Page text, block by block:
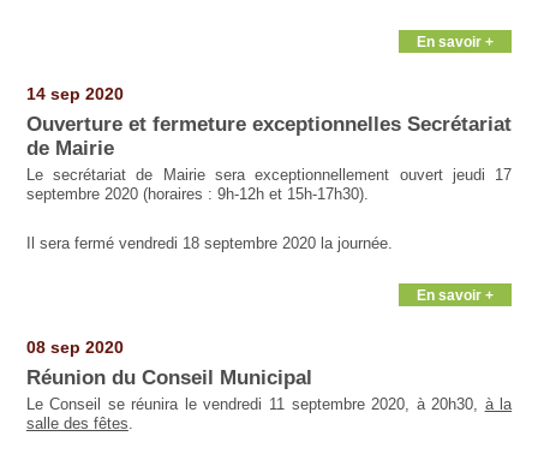
En savoir +
14 sep 2020
Ouverture et fermeture exceptionnelles Secrétariat
de Mairie
Le secrétariat de Mairie sera exceptionnellement ouvert jeudi 17
septembre 2020 (horaires : 9h-12h et 15h-17h30).
Il sera fermé vendredi 18 septembre 2020 la journée.
En savoir +
08 sep 2020
Réunion du Conseil Municipal
Le Conseil se réunira le vendredi 11 septembre 2020, à 20h30, à la
salle des fêtes